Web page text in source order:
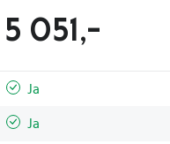
5 051,-
Ja
Ja